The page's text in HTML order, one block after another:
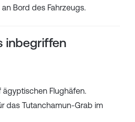
Bord des Fahrzeugs.
inbegriffen
Flughäfen.
das Tutanchamun-Grab im